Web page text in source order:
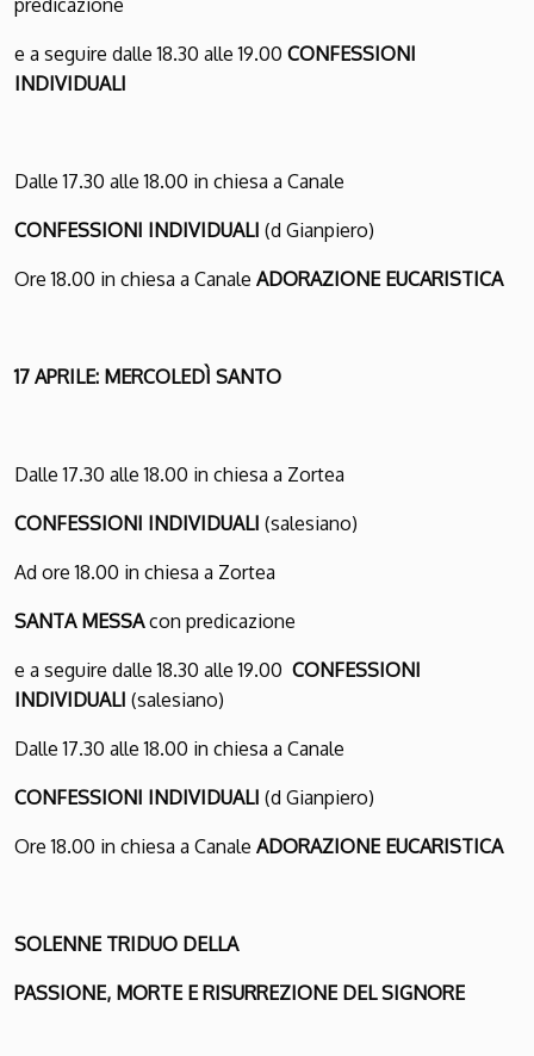
predicazione
e a seguire dalle 18.30 alle 19.00 CONFESSIONI
INDIVIDUALI
Dalle 17.30 alle 18.00 in chiesa a Canale
CONFESSIONI INDIVIDUALI (d Gianpiero)
Ore 18.00 in chiesa a Canale ADORAZIONE EUCARISTICA
17 APRILE: MERCOLEDÌ SANTO
Dalle 17.30 alle 18.00 in chiesa a Zortea
CONFESSIONI INDIVIDUALI (salesiano)
Ad ore 18.00 in chiesa a Zortea
SANTA MESSAcon predicazione
e a seguire dalle 18.30 alle 19.00 CONFESSIONI
INDIVIDUALI (salesiano)
Dalle 17.30 alle 18.00 in chiesa a Canale
CONFESSIONI INDIVIDUALI (d Gianpiero)
Ore 18.00 in chiesa a Canale ADORAZIONE EUCARISTICA
SOLENNE TRIDUO DELLA
PASSIONE, MORTE E RISURREZIONE DEL SIGNORE